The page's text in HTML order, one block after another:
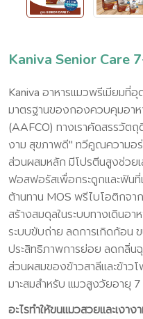
Kaniva Senior Care
Kaniva อาหารแมวพรีเมียมที่
มาตรฐานของกองควบคุมอาห
(AAFCO) ทางเราคัดสรรวั
งาม สุขภาพดี" ทวีคูณความอร่
ส่วนผสมหลัก มีโปรตีนสูงช่วยเ
ฟอสฟอรัสเพื่อกระดูกและฟันที่
ต้านทาน MOS พรีไบโอติกจา
สร้างสมดุลในระบบทางเดินอา
ระบบขับถ่าย ลดการเกิดก้อน
ประสิทธิภาพการย่อย ลดกลิ่นฉุ
ส่วนผสมของข้าวสาลีและข้าว
มาะสมสําหรับ แมวสูงวัยอายุ
อะไรทำให้ขนแมวสวยและเงาง